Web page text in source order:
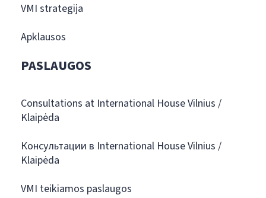
VMI strategija
Apklausos
PASLAUGOS
Consultations at International House Vilnius /
Klaipėda
Консультации в International House Vilnius /
Klaipėda
VMI teikiamos paslaugos